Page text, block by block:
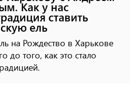
Как у нас
ставить
ель
на Рождество в Харькове
до того, как это стало